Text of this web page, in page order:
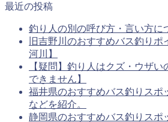
最近の投稿
釣り人の別の呼び方・言い方に
旧吉野川のおすすめバス釣り
河川】
【疑問】釣り人はクズ・ウザ
できません】
福井県のおすすめバス釣りスポ
などを紹介。
静岡県のおすすめバス釣りスポ